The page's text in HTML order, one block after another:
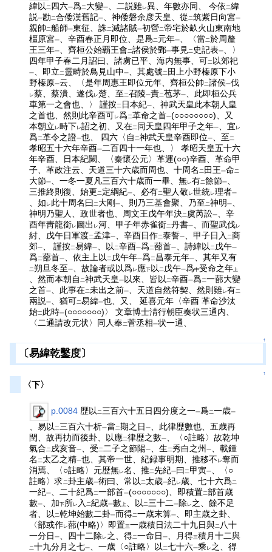
緯以 二 四六一爲二 大變一 、二説雖レ異、年數亦同、 今依 二緯
説一勘 二合倭漢舊記一 、神倭磐余彦天皇、從 二筑紫日向宮一
親帥 二船師一東征、誅 二滅諸賊一初營二帝宅於畝火山東南地
橿原宮一 、辛酉春正月即位、是爲二 元年一 、〈當二於周釐
王三年一 、齊桓公始覇王會 二諸侯於鄄一事見 二 史記表一
、〉
四年甲子春二月詔曰、諸虜已平、海内無事、可二 以郊祀
一 、即立 二 靈畤於鳥見山中一 、其處號 二 田上小野榛原下小
野榛原一云、〈是年周惠王即位元年、齊桓公帥 二諸侯一伐
レ蔡、蔡潰、遂伐レ楚、至 二召陵一責二苞茅一
、此即桓公兵
車第一之會也、〉 謹按二 日本紀一
、神武天皇此本朝人皇
之首也、然則此辛酉可レ 爲二革命之首一(○○○○○○○○)、又
本朝立 レ畤下レ詔之初、又在二 同天皇四年甲子之年一 、宜 レ
爲二革令之證一也、 四六〈自 二神武天皇辛酉即位一 、至 二
孝昭五十六年辛酉一 二百四十一年也、〉 孝昭天皇五十六
年辛酉、日本紀闕、〈秦懷公元〉革運(○○)辛酉、革命甲
子、革政注云、天道三十六歳而周也、十周名 二 田王一命二
大節一 、一冬一夏凡三百六十歳而一畢、無レ有二餘節一
三推終則復、始更 二 定綱紀一 、必有二聖人敬 レ世統レ理者一
、如 レ 此十周名曰 二 大剛一 、則乃三基會聚、乃至 二神明一
神明乃聖人、政世者也、周文王戊午年決二 虞芮訟一
、辛
酉年靑龍銜レ 圖出 レ河、甲子年赤雀銜二丹書一 、而聖武伐レ
紂、戊午日軍渡二孟津一 、辛酉日作二泰誓一 、甲子日入 二商
郊一 、 謹按二易緯一 、以 二辛酉一爲二蔀首一 、詩緯以 二 戊午一
爲二蔀首一 、依主上以 二 戊午年一爲二 昌泰元年一 、其年又有
二朔旦冬至一 、故論者或以爲レ 應下以 二 戊午一爲中受命之年 上
、然而本朝自 二神武天皇一以來、皆以 二辛酉一爲二一蔀大變
之首一 、此事在二未出之前一 、天道自然符契、然則雖レ有二
兩説一 、猶可二易緯一也、又、 延喜元年〈辛酉 革命沙汰
始二 此時一(○○○○○○○)〉 文章博士淸行朝臣奏状三通内、
〈二通請改元状〉同人奉二菅丞相一状一通、
↑
〔易緯乾鑿度〕
↑
〈下〉
p.0084 歴以二三百六十五日四分度之一一爲二一歳一
、易以二三百六十析一當二期之日一、此律歴數也、五歳再
閏、故再扐而後卦、以應二律歴之數一、〈○註略〉故乾坤
氣合二戌亥音一、受二二子之節陽一、生二秀白之州一、載鍾
名二太乙之精一也、其帝一世、紀録事明期、推移不 レ奪而
消焉、〈○註略〉元歴無レ名、推二先紀一曰二甲寅一、〈○
註略〉求二卦主歳一術曰、常以二太歳一紀レ 歳、七十六爲二
一紀一、二十紀爲二一部首一(○○○○○○○)、即積置二部首歳
數一、加下所レ 入二紀歳一數上、以二三十二一除 レ 之、餘不足
者、以二乾坤始數二卦一而得二一歳末算一、即主歳之卦、
〈部或作レ蔀(中略)〉即置三一歳積日法二十九日與二八十
一分日一、四十二除 レ 之、得二一命日一、月得三積月十二與
二十九分月之七一、一歳〈○註略〉以二七十六一乘 レ 之、得